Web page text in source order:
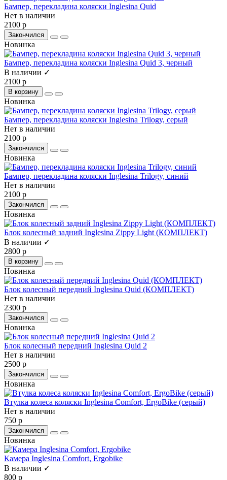
Бампер, перекладина коляски Inglesina Quid
Нет в наличии
2100 р
Закончился
Новинка
Бампер, перекладина коляски Inglesina Quid 3, черный
В наличии ✓
2100 р
В корзину
Новинка
Бампер, перекладина коляски Inglesina Trilogy, серый
Нет в наличии
2100 р
Закончился
Новинка
Бампер, перекладина коляски Inglesina Trilogy, синий
Нет в наличии
2100 р
Закончился
Новинка
Блок колесный задний Inglesina Zippy Light (КОМПЛЕКТ)
В наличии ✓
2800 р
В корзину
Новинка
Блок колесный передний Inglesina Quid (КОМПЛЕКТ)
Нет в наличии
2300 р
Закончился
Новинка
Блок колесный передний Inglesina Quid 2
Нет в наличии
2500 р
Закончился
Новинка
Втулка колеса коляски Inglesina Comfort, ErgoBike (серый)
Нет в наличии
750 р
Закончился
Новинка
Камера Inglesina Comfort, Ergobike
В наличии ✓
800 р